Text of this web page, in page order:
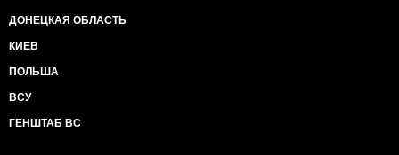
ДОНЕЦКАЯ ОБЛАСТЬ
КИЕВ
ПОЛЬША
ВСУ
ГЕНШТАБ ВС